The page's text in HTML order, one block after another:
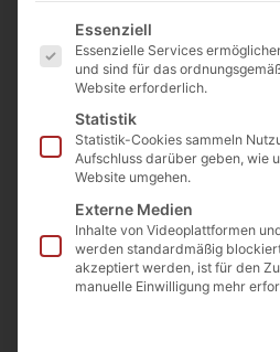
Beschreibung
Vollholzbretter
Buchenholz
Baumkante
– nachhaltig –
schön –
Es folgt eine Liste der
Essenziell
Essenzielle Services
und sind für das
Website erforderlich.
Statistik
Statistik-Cookies sammeln
Aufschluss darüber geben, wie
Website umgehen.
Externe Medien
Inhalte von Videoplattformen
werden standardmäßig
akzeptiert werden, ist für den
manuelle Einwilligung mehr